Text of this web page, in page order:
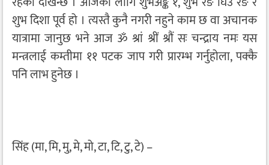
शुभ दिशा पूर्व हो । त्यस्तै कुनै नगरी नहुने काम छ वा अचानक
यात्रामा जानुछ भने आज ॐ श्रां श्रीं श्रौं सः चन्द्राय नमः यस
मन्त्रलाई कम्तीमा ११ पटक जाप गरी प्रारम्भ गर्नुहोला, पक्कै
पनि लाभ हुनेछ ।
सिंह (मा, मि, मु, मे, मो, टा, टि, टु, टे) –